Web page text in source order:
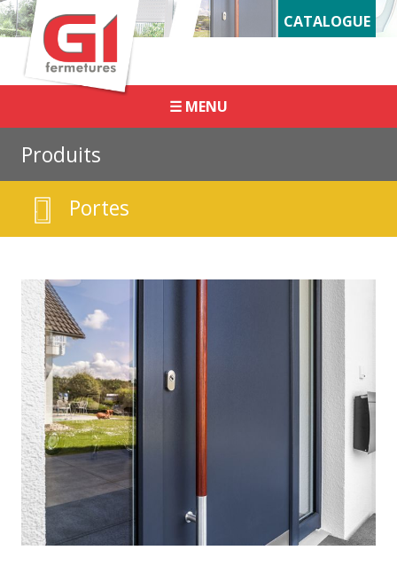
☰ MENU
CATALOGUE
Produits
Portes
Panneau de gestion des cookies